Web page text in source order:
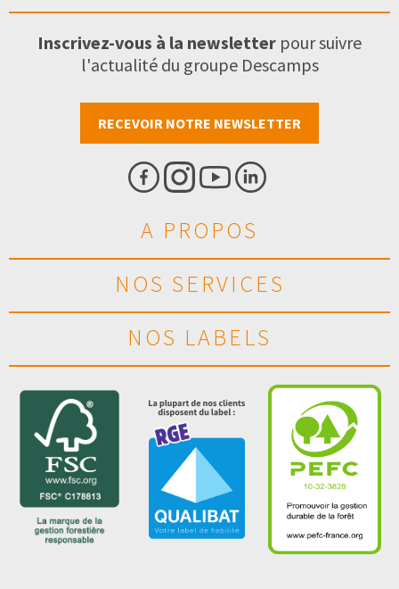
Inscrivez-vous à la newsletter pour suivre
l'actualité du groupe Descamps
RECEVOIR NOTRE NEWSLETTER
A PROPOS
NOS SERVICES
NOS LABELS